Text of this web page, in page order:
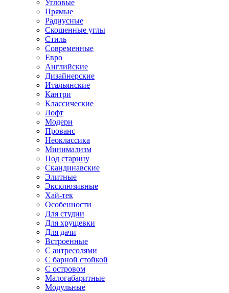
Угловые
Прямые
Радиусные
Скошенные углы
Стиль
Современные
Евро
Английские
Дизайнерские
Итальянские
Кантри
Классические
Лофт
Модерн
Прованс
Неоклассика
Минимализм
Под старину
Скандинавские
Элитные
Эксклюзивные
Хай-тек
Особенности
Для студии
Для хрущевки
Для дачи
Встроенные
С антресолями
С барной стойкой
С островом
Малогабаритные
Модульные